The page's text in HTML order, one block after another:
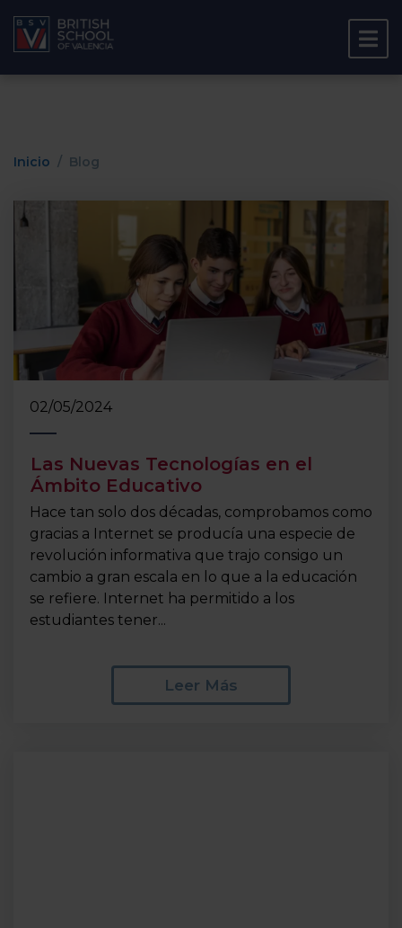
Inicio Blog
02/05/2024
Las Nuevas Tecnologías en el
Ámbito Educativo
Hace tan solo dos décadas, comprobamos como
gracias a Internet se producía una especie de
revolución informativa que trajo consigo un
cambio a gran escala en lo que a la educación
se refiere. Internet ha permitido a los
estudiantes tener...
Leer Más